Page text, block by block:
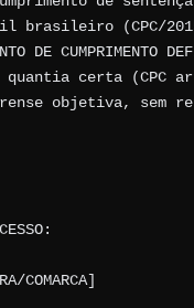
brasileiro (CPC/
DE CUMPRIMENTO
quantia certa (CPC
objetiva, sem